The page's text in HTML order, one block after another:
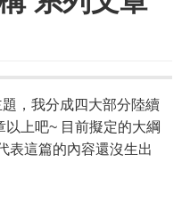
，我分成四大部分陸續
上吧~ 目前擬定的大綱
表這篇的內容還沒生出